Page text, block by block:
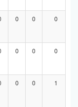
0 0 0
0 0 0
0 0 1